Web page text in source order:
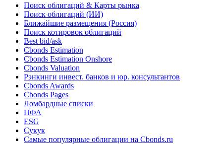
Поиск облигаций & Карты рынка
Поиск облигаций (ИИ)
Ближайшие размещения (Россия)
Поиск котировок облигаций
Best bid/ask
Cbonds Estimation
Cbonds Estimation Onshore
Cbonds Valuation
Рэнкинги инвест. банков и юр. консультантов
Cbonds Awards
Cbonds Pages
Ломбардные списки
ЦФА
ESG
Сукук
Самые популярные облигации на Cbonds.ru